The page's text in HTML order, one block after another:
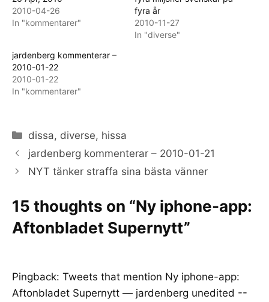
2010-04-26
In "kommentarer"
fyra år
2010-11-27
In "diverse"
jardenberg kommenterar –
2010-01-22
2010-01-22
In "kommentarer"
Categories
dissa, diverse, hissa
jardenberg kommenterar – 2010-01-21
NYT tänker straffa sina bästa vänner
15 thoughts on “Ny iphone-app:
Aftonbladet Supernytt”
Pingback: Tweets that mention Ny iphone-app:
Aftonbladet Supernytt — jardenberg unedited --